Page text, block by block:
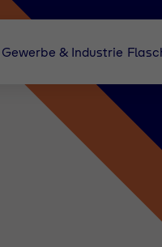
Gewerbe & Industrie